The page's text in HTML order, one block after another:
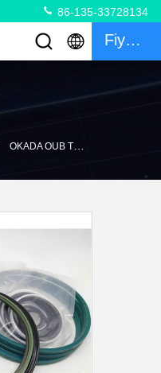
86-135-33728134
Fiyat Teklifi
OKADA OUB TOP OU Serisi Kırıcı OUB15A1 Hidrolik Silindir Conta Kiti 700-93-11330